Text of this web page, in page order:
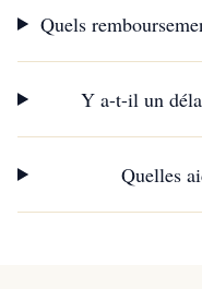
Quels
Y a-t-il un
Quelles